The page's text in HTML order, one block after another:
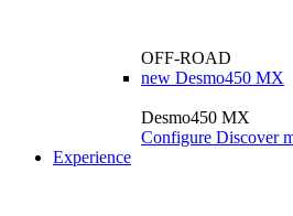
OFF-ROAD
new Desmo450 MX
Desmo450 MX
Configure Discover
Experience